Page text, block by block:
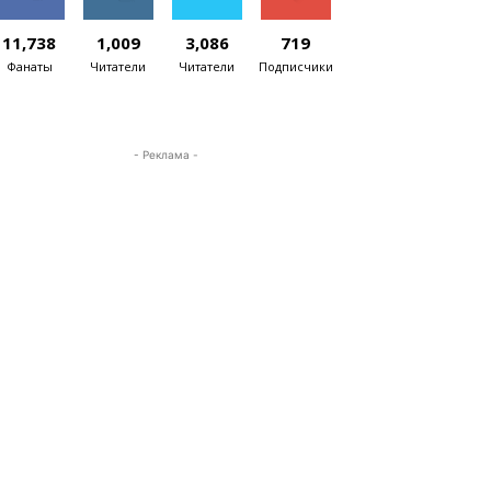
11,738
Фанаты
1,009
Читатели
3,086
Читатели
719
Подписчики
- Реклама -